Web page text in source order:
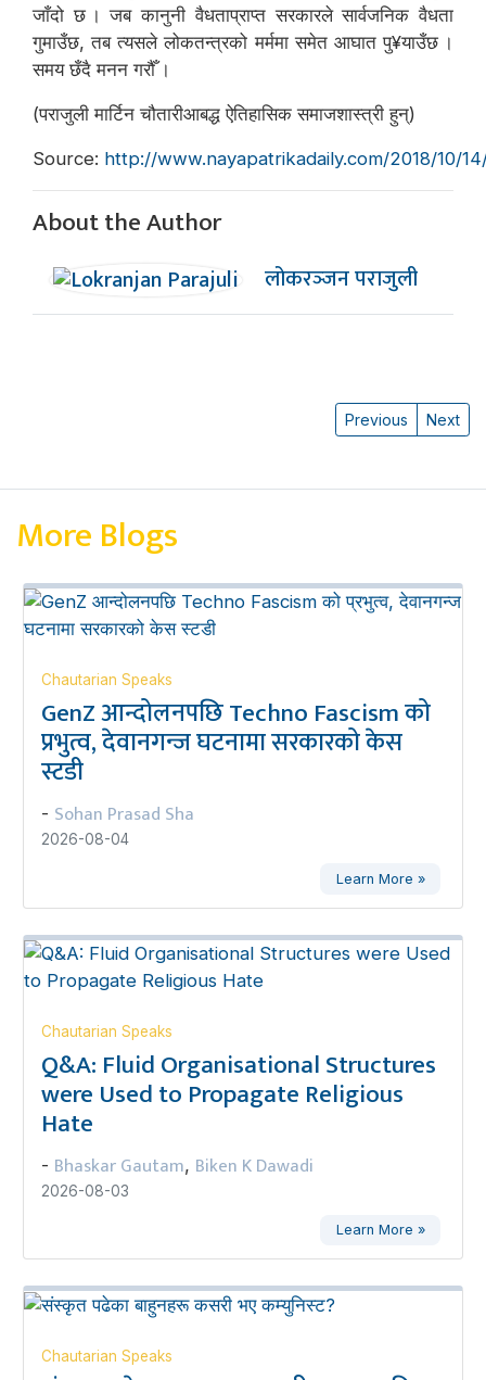
जाँदो छ । जब कानुनी वैधताप्राप्त सरकारले सार्वजनिक वैधता
गुमाउँछ, तब त्यसले लोकतन्त्रको मर्ममा समेत आघात पु¥याउँछ ।
समय छँदै मनन गरौँ ।
(पराजुली मार्टिन चौतारीआबद्ध ऐतिहासिक समाजशास्त्री हुन्)
Source: http://www.nayapatrikadaily.com/2018/10/
About the Author
लोकरञ्‍जन पराजुली
Previous Next
More Blogs
Chautarian Speaks
GenZ आन्दोलनपछि Techno Fascism को
प्रभुत्व, देवानगन्ज घटनामा सरकारको केस
स्टडी
- Sohan Prasad Sha
2026-08-04
Learn More »
Chautarian Speaks
Q&A: Fluid Organisational Structures
were Used to Propagate Religious
Hate
- Bhaskar Gautam, Biken K Dawadi
2026-08-03
Learn More »
Chautarian Speaks